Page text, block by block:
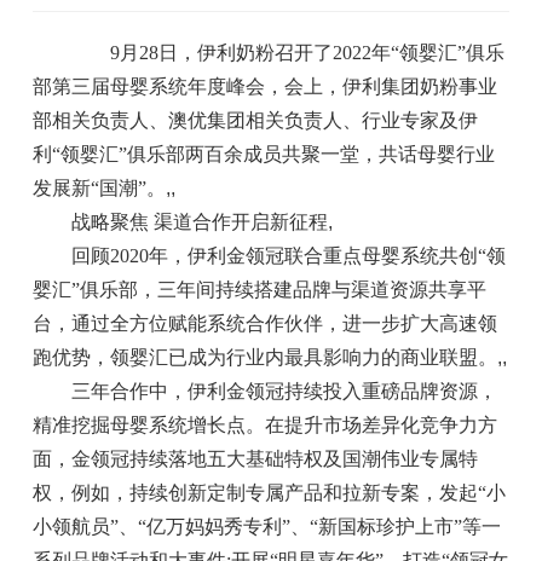
9月28日，伊利奶粉召开了2022年“领婴汇”俱乐
部第三届母婴系统年度峰会，会上，伊利集团奶粉事业
部相关负责人、澳优集团相关负责人、行业专家及伊
利“领婴汇”俱乐部两百余成员共聚一堂，共话母婴行业
发展新“国潮”。 ,,
战略聚焦 渠道合作开启新征程,
回顾2020年，伊利金领冠联合重点母婴系统共创“领
婴汇”俱乐部，三年间持续搭建品牌与渠道资源共享平
台，通过全方位赋能系统合作伙伴，进一步扩大高速领
跑优势，领婴汇已成为行业内最具影响力的商业联盟。 ,,
三年合作中，伊利金领冠持续投入重磅品牌资源，
精准挖掘母婴系统增长点。在提升市场差异化竞争力方
面，金领冠持续落地五大基础特权及国潮伟业专属特
权，例如，持续创新定制专属产品和拉新专案，发起“小
小领航员”、“亿万妈妈秀专利”、“新国标珍护上市”等一